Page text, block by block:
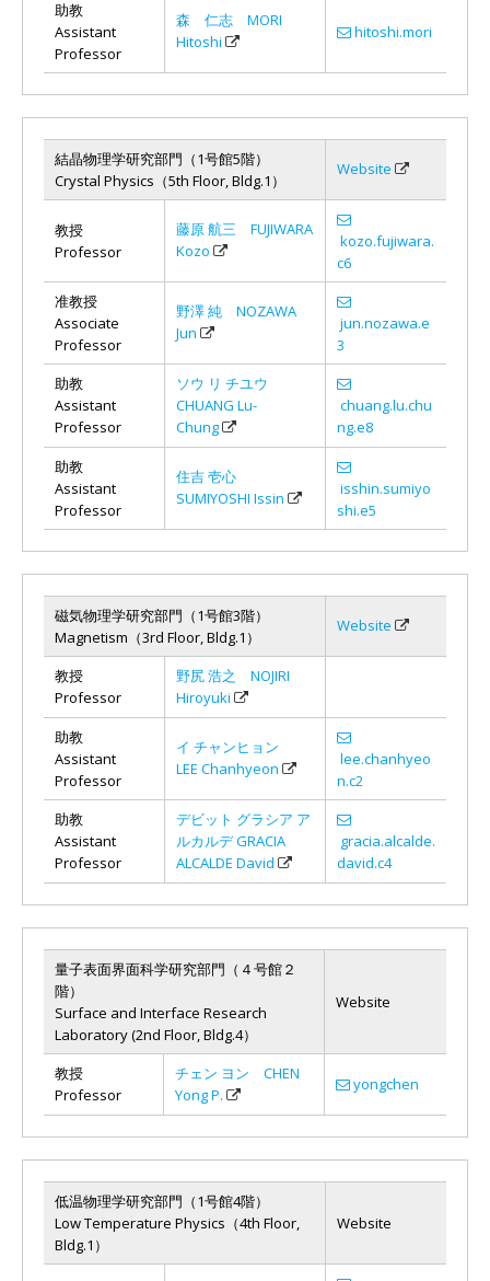
助教
Assistant
Professor
森 仁志 MORI
Hitoshi
hitoshi.mori
結晶物理学研究部門（1号館5階）
Crystal Physics（5th Floor, Bldg.1）
Website
教授
Professor
藤原 航三 FUJIWARA
Kozo
kozo.fujiwara.
c6
准教授
Associate
Professor
野澤 純 NOZAWA
Jun
jun.nozawa.e
3
助教
Assistant
Professor
ソウ リ チユウ
CHUANG Lu-
Chung
chuang.lu.chu
ng.e8
助教
Assistant
Professor
住吉 壱心
SUMIYOSHI Issin
isshin.sumiyo
shi.e5
磁気物理学研究部門（1号館3階）
Magnetism（3rd Floor, Bldg.1）
Website
教授
Professor
野尻 浩之 NOJIRI
Hiroyuki
助教
Assistant
Professor
イ チャンヒョン
LEE Chanhyeon
lee.chanhyeo
n.c2
助教
Assistant
Professor
デビット グラシア ア
ルカルデ GRACIA
ALCALDE David
gracia.alcalde.
david.c4
量子表面界面科学研究部門（４号館２
階）
Surface and Interface Research
Laboratory (2nd Floor, Bldg.4）
Website
教授
Professor
チェン ヨン CHEN
Yong P.
yongchen
低温物理学研究部門（1号館4階）
Low Temperature Physics（4th Floor,
Bldg.1）
Website